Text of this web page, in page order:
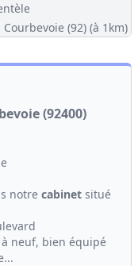
Courbevoie (92) (à 1km)
(92400)
notre cabinet situé
neuf, bien équipé